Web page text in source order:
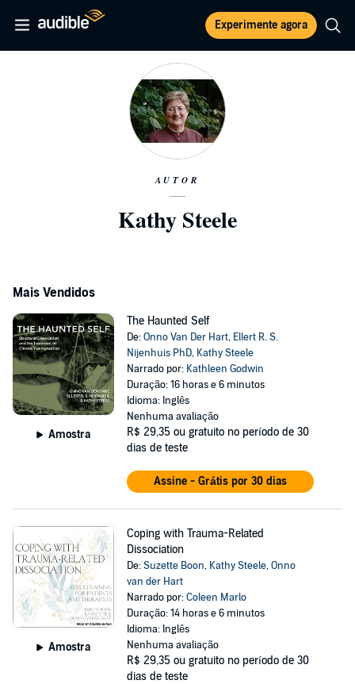
Experimente agora
AUTOR
Kathy Steele
Mais Vendidos
Amostra
The Haunted Self
De:Onno Van Der Hart, Ellert R. S.
Nijenhuis PhD, Kathy Steele
Narrado por: Kathleen Godwin
Duração: 16 horas e 6 minutos
Idioma: Inglês
Nenhuma avaliação
R$ 29,35 ou gratuito no período de 30
dias de teste
Assine - Grátis por 30 dias
Amostra
Coping with Trauma-Related
Dissociation
De:Suzette Boon, Kathy Steele,Onno
van der Hart
Narrado por:Coleen Marlo
Duração: 14 horas e 6 minutos
Idioma: Inglês
Nenhuma avaliação
R$ 29,35 ou gratuito no período de 30
dias de teste